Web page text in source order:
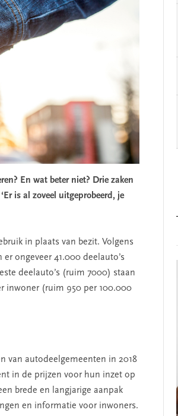
En wat beter niet? Drie zaken
is al zoveel uitgeprobeerd, je
in plaats van bezit. Volgens
ongeveer 41.000 deelauto’s
deelauto’s (ruim 7000) staan
inwoner (ruim 950 per 100.000
van autodeelgemeenten in 2018
in de prijzen voor hun inzet op
brede en langjarige aanpak
en informatie voor inwoners.